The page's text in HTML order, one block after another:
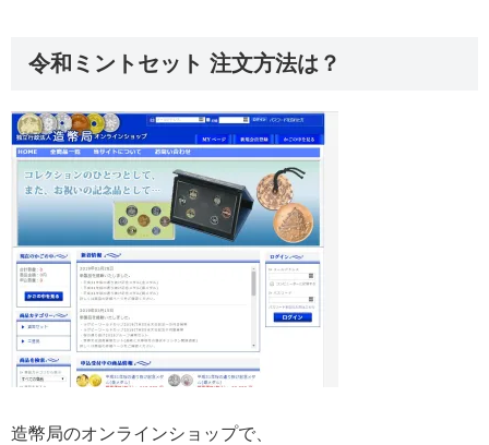
令和ミントセット 注文方法は？
造幣局のオンラインショップで、